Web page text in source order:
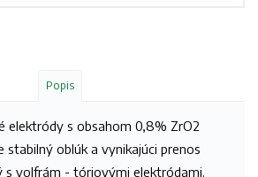
Popis
elektródy s obsahom 0,8% ZrO2
stabilný oblúk a vynikajúci prenos
s volfrám - tóriovými elektródami.